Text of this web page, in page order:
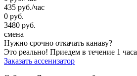
435 руб./час
0 руб.
3480 руб.
смена
Нужно срочно откачать канаву?
Это реально! Приедем в течение 1 часа
Заказать ассенизатор